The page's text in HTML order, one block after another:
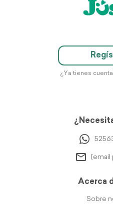
¿Ya tienes
Acerca
Sobre